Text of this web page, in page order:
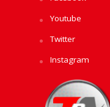
Youtube
Twitter
Instagram